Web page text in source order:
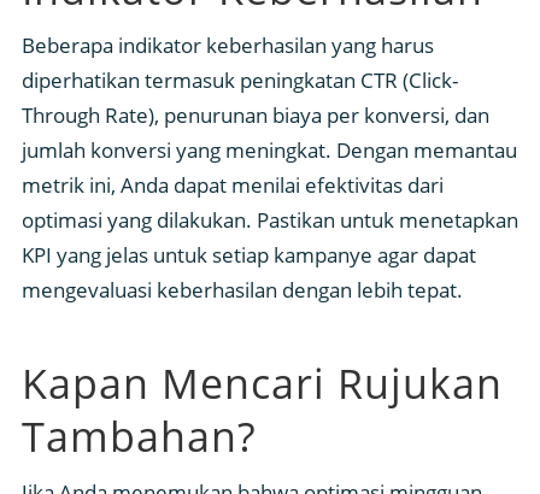
Beberapa indikator keberhasilan yang harus
diperhatikan termasuk peningkatan CTR (Click-
Through Rate), penurunan biaya per konversi, dan
jumlah konversi yang meningkat. Dengan memantau
metrik ini, Anda dapat menilai efektivitas dari
optimasi yang dilakukan. Pastikan untuk menetapkan
KPI yang jelas untuk setiap kampanye agar dapat
mengevaluasi keberhasilan dengan lebih tepat.
Kapan Mencari Rujukan
Tambahan?